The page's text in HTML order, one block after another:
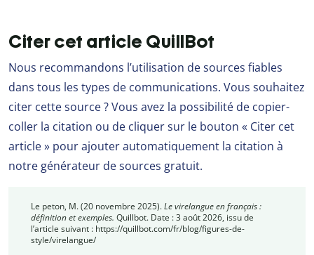
Citer cet article QuillBot
Nous recommandons l’utilisation de sources fiables
dans tous les types de communications. Vous souhaitez
citer cette source ? Vous avez la possibilité de copier-
coller la citation ou de cliquer sur le bouton « Citer cet
article » pour ajouter automatiquement la citation à
notre générateur de sources gratuit.
Le peton, M. (20 novembre 2025).Le virelangue en français :
définition et exemples. Quillbot. Date : 3 août 2026, issu de
l’article suivant : https://quillbot.com/fr/blog/figures-de-
style/virelangue/